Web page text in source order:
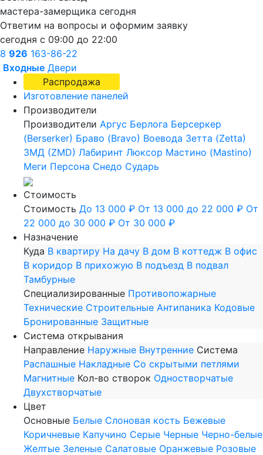
мастера-замерщика сегодня
Ответим на вопросы и оформим заявку
сегодня с 09:00 до 22:00
8 926 163-86-22
Входные Двери
Распродажа
Изготовление панелей
Производители
Производители Аргус Берлога Берсеркер
(Berserker) Браво (Bravo) Воевода Зетта (Zetta)
ЗМД (ZMD) Лабиринт Люксор Мастино (Mastino)
Меги Персона Снедо Сударь
Стоимость
Стоимость До 13 000 ₽ От 13 000 до 22 000 ₽ От
22 000 до 30 000 ₽ От 30 000 ₽
Назначение
Куда В квартиру На дачу В дом В коттедж В офис
В коридор В прихожую В подъезд В подвал
Тамбурные
Специализированные Противопожарные
Технические Строительные Антипаника Кодовые
Бронированные Защитные
Система открывания
Направление Наружные Внутренние Система
Распашные Накладные Со скрытыми петлями
Магнитные Кол-во створок Одностворчатые
Двухстворчатые
Цвет
Основные Белые Слоновая кость Бежевые
Коричневые Капучино Серые Черные Черно-белые
Желтые Зеленые Салатовые Оранжевые Розовые